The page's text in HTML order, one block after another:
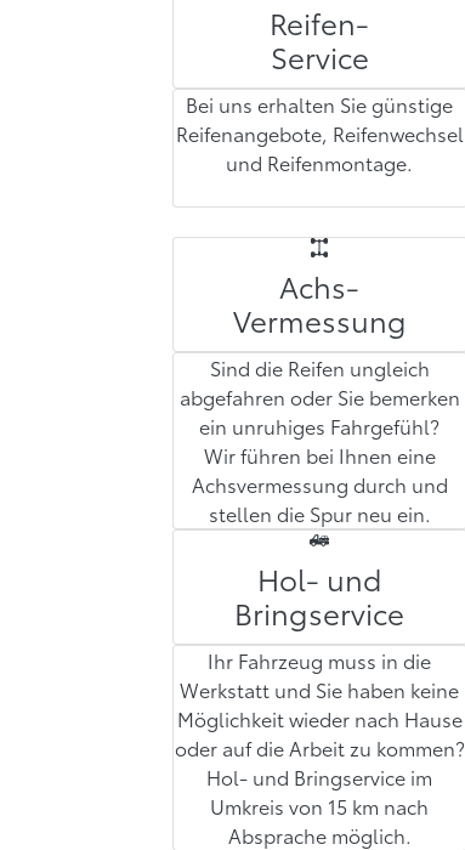
Reifen-
Service
Bei uns erhalten Sie günstige
Reifenangebote, Reifenwechsel
und Reifenmontage.
Achs-
Vermessung
Sind die Reifen ungleich
abgefahren oder Sie bemerken
ein unruhiges Fahrgefühl?
Wir führen bei Ihnen eine
Achsvermessung durch und
stellen die Spur neu ein.
Hol- und
Bringservice
Ihr Fahrzeug muss in die
Werkstatt und Sie haben keine
Möglichkeit wieder nach Hause
oder auf die Arbeit zu kommen?
Hol- und Bringservice im
Umkreis von 15 km nach
Absprache möglich.